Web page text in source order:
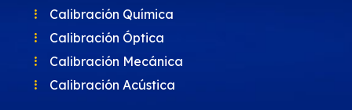
Calibración Química
Calibración Óptica
Calibración Mecánica
Calibración Acústica